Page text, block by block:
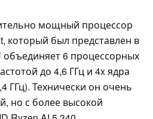
мощный процессор
который был представлен в
объединяет 6 процессорных
до 4,6 ГГц и 4x ядра
ГГц). Технически он очень
но с более высокой